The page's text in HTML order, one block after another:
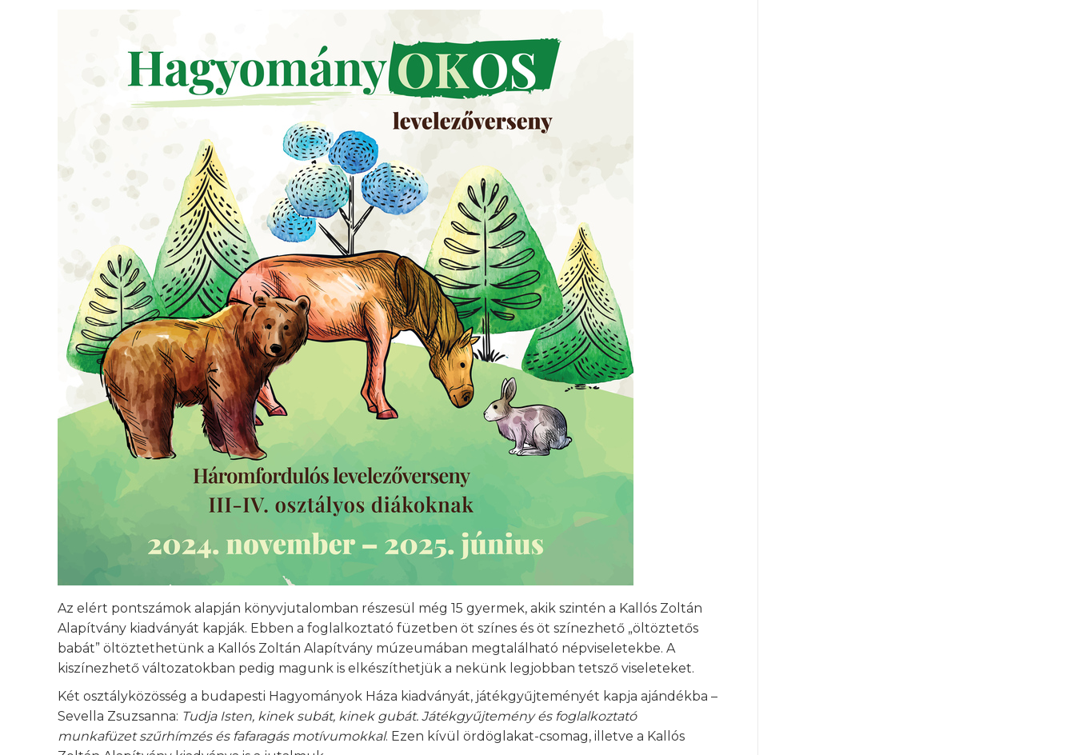
Az elért pontszámok alapján könyvjutalomban részesül még 15 gyermek, akik szintén a Kallós Zoltán
Alapítvány kiadványát kapják. Ebben a foglalkoztató füzetben öt színes és öt színezhető „öltöztetős
babát” öltöztethetünk a Kallós Zoltán Alapítvány múzeumában megtalálható népviseletekbe. A
kiszínezhető változatokban pedig magunk is elkészíthetjük a nekünk legjobban tetsző viseleteket.
Két osztályközösség a budapesti Hagyományok Háza kiadványát, játékgyűjteményét kapja ajándékba –
Sevella Zsuzsanna: Tudja Isten, kinek subát, kinek gubát. Játékgyűjtemény és foglalkoztató
munkafüzet szűrhímzés és fafaragás motívumokkal. Ezen kívül ördöglakat-csomag, illetve a Kallós